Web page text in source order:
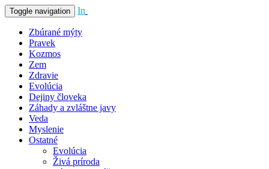
Toggle navigation In
Zbúrané mýty
Pravek
Kozmos
Zem
Zdravie
Evolúcia
Dejiny človeka
Záhady a zvláštne javy
Veda
Myslenie
Ostatné
Evolúcia
Živá príroda